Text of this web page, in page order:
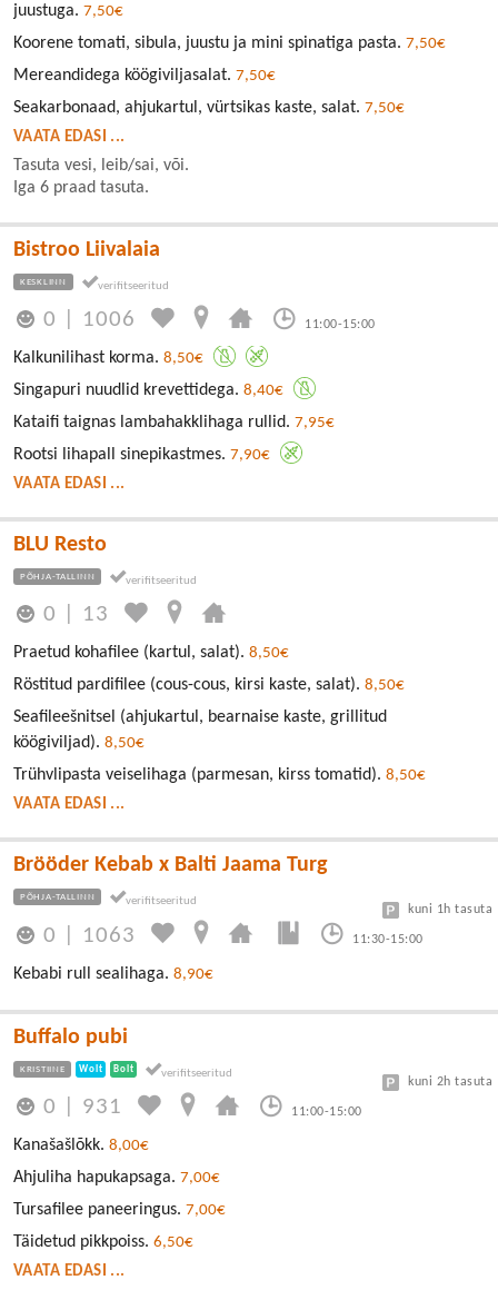
juustuga. 7,50€
Koorene tomati, sibula, juustu ja mini spinatiga pasta. 7,50€
Mereandidega köögiviljasalat. 7,50€
Seakarbonaad, ahjukartul, vürtsikas kaste, salat. 7,50€
VAATA EDASI ...
Tasuta vesi, leib/sai, või.
Iga 6 praad tasuta.
Bistroo Liivalaia
KESKLINN
0 1006 11:00-15:00
Kalkunilihast korma. 8,50€
Singapuri nuudlid krevettidega. 8,40€
Kataifi taignas lambahakklihaga rullid. 7,95€
Rootsi lihapall sinepikastmes. 7,90€
VAATA EDASI ...
BLU Resto
PÕHJA-TALLINN
0 13
Praetud kohafilee (kartul, salat). 8,50€
Röstitud pardifilee (cous-cous, kirsi kaste, salat). 8,50€
Seafileešnitsel (ahjukartul, bearnaise kaste, grillitud
köögiviljad). 8,50€
Trühvlipasta veiselihaga (parmesan, kirss tomatid). 8,50€
VAATA EDASI ...
Brööder Kebab x Balti Jaama Turg
PÕHJA-TALLINN
0 1063 11:30-15:00
kuni 1h tasuta
Kebabi rull sealihaga. 8,90€
Buffalo pubi
KRISTIINE Wolt Bolt
0 931 11:00-15:00
kuni 2h tasuta
Kanašašlõkk. 8,00€
Ahjuliha hapukapsaga. 7,00€
Tursafilee paneeringus. 7,00€
Täidetud pikkpoiss. 6,50€
VAATA EDASI ...